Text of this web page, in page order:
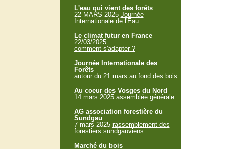
L'eau qui vient des forêts
22 MARS 2025 Journée
Internationale de l'Eau
Le climat futur en France
22/03/2025
comment s'adapter ?
Journée Internationale des
Forêts
autour du 21 mars au fond des bois
Au coeur des Vosges du Nord
14 mars 2025 assemblée générale
AG association forestière du
Sundgau
7 mars 2025 rassemblement des
forestiers sundgauviens
Marché du bois